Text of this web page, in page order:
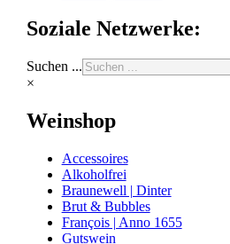
Soziale Netzwerke:
Suchen ...
×
Weinshop
Accessoires
Alkoholfrei
Braunewell | Dinter
Brut & Bubbles
François | Anno 1655
Gutswein